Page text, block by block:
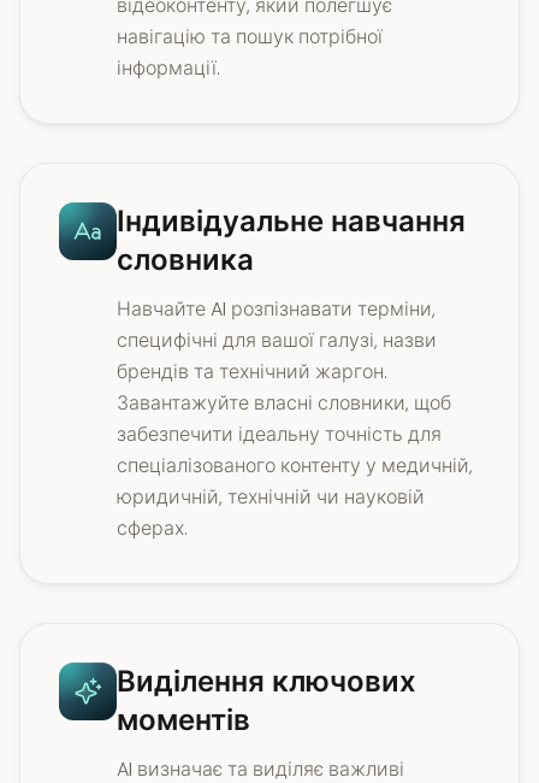
відеоконтенту, який полегшує
навігацію та пошук потрібної
інформації.
Індивідуальне навчання
словника
Навчайте AI розпізнавати терміни,
специфічні для вашої галузі, назви
брендів та технічний жаргон.
Завантажуйте власні словники, щоб
забезпечити ідеальну точність для
спеціалізованого контенту у медичній,
юридичній, технічній чи науковій
сферах.
Виділення ключових
моментів
AI визначає та виділяє важливі